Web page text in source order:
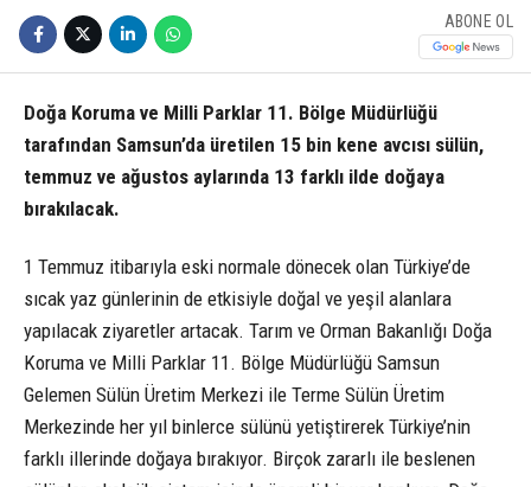
ABONE OL
Doğa Koruma ve Milli Parklar 11. Bölge Müdürlüğü
tarafından Samsun’da üretilen 15 bin kene avcısı sülün,
temmuz ve ağustos aylarında 13 farklı ilde doğaya
bırakılacak.
1 Temmuz itibarıyla eski normale dönecek olan Türkiye’de
sıcak yaz günlerinin de etkisiyle doğal ve yeşil alanlara
yapılacak ziyaretler artacak. Tarım ve Orman Bakanlığı Doğa
Koruma ve Milli Parklar 11. Bölge Müdürlüğü Samsun
Gelemen Sülün Üretim Merkezi ile Terme Sülün Üretim
Merkezinde her yıl binlerce sülünü yetiştirerek Türkiye’nin
farklı illerinde doğaya bırakıyor. Birçok zararlı ile beslenen